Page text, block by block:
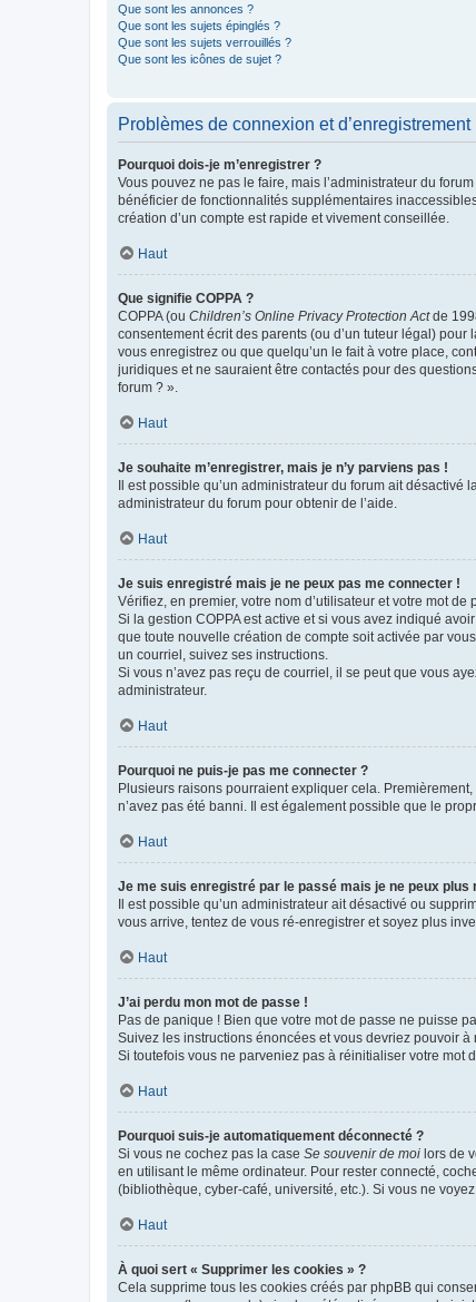
Que sont les annonces ?
Que sont les sujets épinglés ?
Que sont les sujets verrouillés ?
Que sont les icônes de sujet ?
Problèmes de connexion et d’enregistrement
Pourquoi dois-je m’enregistrer ?
Vous pouvez ne pas le faire, mais l’administrateur du
bénéficier de fonctionnalités supplémentaires
création d’un compte est rapide et vivement conseillée.
Haut
Que signifie COPPA ?
COPPA (ou Children’s Online Privacy Protection Actde
consentement écrit des parents (ou d’un tuteur légal)
vous enregistrez ou que quelqu’un le fait à votre place,
juridiques et ne sauraient être contactés pour des
forum ? ».
Haut
Je souhaite m’enregistrer, mais je n’y parviens pas !
Il est possible qu’un administrateur du forum ait
administrateur du forum pour obtenir de l’aide.
Haut
Je suis enregistré mais je ne peux pas me connecter !
Vérifiez, en premier, votre nom d’utilisateur et votre mot
Si la gestion COPPA est active et si vous avez indiqué
que toute nouvelle création de compte soit activée par
un courriel, suivez ses instructions.
Si vous n’avez pas reçu de courriel, il se peut que vous
administrateur.
Haut
Pourquoi ne puis-je pas me connecter ?
Plusieurs raisons pourraient expliquer cela.
n’avez pas été banni. Il est également possible que le
Haut
Je me suis enregistré par le passé mais je ne peux plus
Il est possible qu’un administrateur ait désactivé ou
vous arrive, tentez de vous ré-enregistrer et soyez plus
Haut
J’ai perdu mon mot de passe !
Pas de panique ! Bien que votre mot de passe ne puisse
Suivez les instructions énoncées et vous devriez pouvoir à
Si toutefois vous ne parveniez pas à réinitialiser votre mot
Haut
Pourquoi suis-je automatiquement déconnecté ?
Si vous ne cochez pas la case Se souvenir de moi lors de
en utilisant le même ordinateur. Pour rester connecté,
(bibliothèque, cyber-café, université, etc.). Si vous ne
Haut
À quoi sert « Supprimer les cookies » ?
Cela supprime tous les cookies créés par phpBB qui